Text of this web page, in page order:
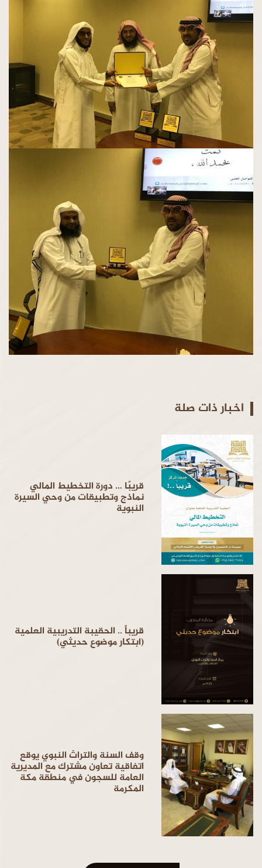
اخبار ذات صلة
قريبًا … دورة التخطيط المالي
نماذج وتطبيقات من وحي السيرة
النبوية
قريباً .. الحقيبة التدريبية العلمية
(ابتكار موضوع حديثي)
وقف السنة والتراث النبوي يوقع
اتفاقية تعاون مشترك مع المديرية
العامة للسجون في منطقة مكة
المكرمة